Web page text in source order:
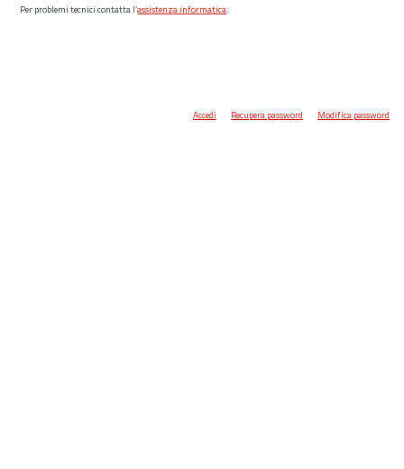
Per problemi tecnici contatta l’assistenza informatica.
Accedi Recupera password Modifica password